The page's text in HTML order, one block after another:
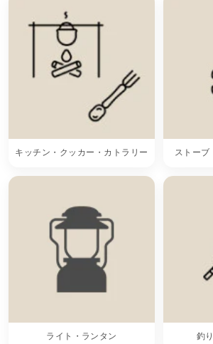
キッチン・クッカー・カトラリー ストー
ライト・ランタン 釣